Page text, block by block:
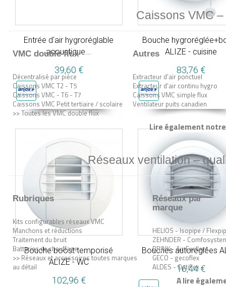
Caissons VMC
VMC double flux
Décentralisé par pièce
Caissons VMC T2 - T5
Caissons VMC - T6 - T7
Caissons VMC Petit tertiaire / scolaire
>> Toutes les VMC double flux
Autres
Extracteur d'air ponctuel
Extracteur d'air continu hygro
Caissons VMC simple flux
Ventilateur puits canadien
Lire également
Réseaux ventilation –
Rubriques
Kits configurables réseaux VMC
Manchons et réductions
Traitement du bruit
Batteries de chauffage
>> Réseaux et accessoires toutes marques
au détail
Réseaux par
marque
HELIOS - Isopipe /
ZEHNDER -
BRINK - Air Exellent
GECO - gecoflex
ALDES - Optiflex
A lire
Entrée d'air hygroréglable
acoustique...
39,60 €
Bouche
ALIZE - cuisine
83,76 €
Bouche boost temporisé
ALIZE - WC
102,96 €
Bouches autoréglées
16,44 €